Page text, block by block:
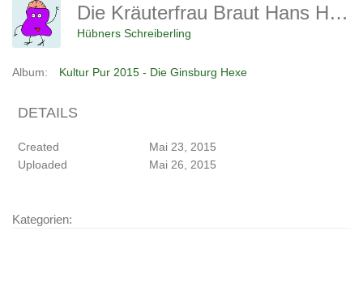
Die Kräuterfrau Braut Hans Hübner Einen Unsichtbarkeits-Trank
Hübners Schreiberling
Album: Kultur Pur 2015 - Die Ginsburg Hexe
DETAILS
Created
Mai 23, 2015
Uploaded
Mai 26, 2015
Kategorien: